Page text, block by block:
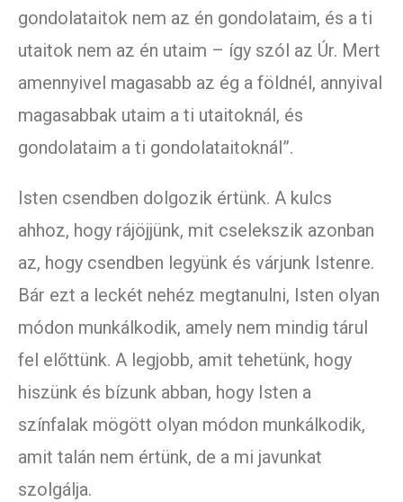
gondolataitok nem az én gondolataim, és a ti
utaitok nem az én utaim – így szól az Úr. Mert
amennyivel magasabb az ég a földnél, annyival
magasabbak utaim a ti utaitoknál, és
gondolataim a ti gondolataitoknál”.
Isten csendben dolgozik értünk. A kulcs
ahhoz, hogy rájöjjünk, mit cselekszik azonban
az, hogy csendben legyünk és várjunk Istenre.
Bár ezt a leckét nehéz megtanulni, Isten olyan
módon munkálkodik, amely nem mindig tárul
fel előttünk. A legjobb, amit tehetünk, hogy
hiszünk és bízunk abban, hogy Isten a
színfalak mögött olyan módon munkálkodik,
amit talán nem értünk, de a mi javunkat
szolgálja.